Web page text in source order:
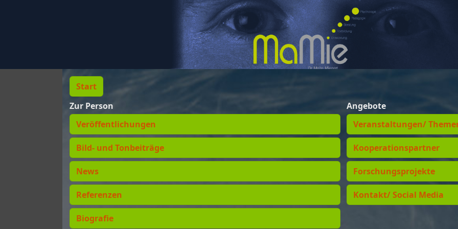
Start
Zur Person
Veröffentlichungen
Bild- und Tonbeiträge
News
Referenzen
Biografie
Angebote
Veranstaltungen/
Kooperationspartner
Forschungsprojekte
Kontakt/ Social Media